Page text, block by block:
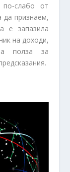
по-слабо от
да признаем,
е запазила
на доходи,
полза за